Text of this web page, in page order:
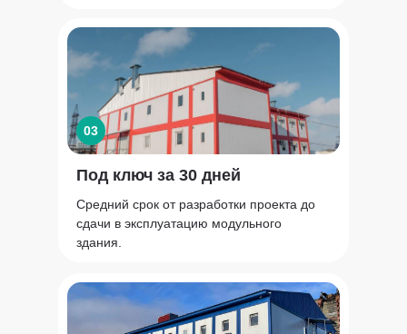
Под ключ за 30 дней
Средний срок от разработки проекта до
сдачи в эксплуатацию модульного
здания.
03